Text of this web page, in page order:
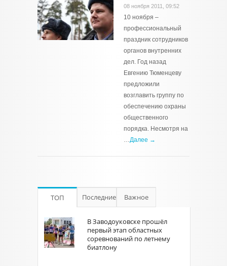
08 ноября 2011, 09:52
10 ноября –
профессиональный
праздник сотрудников
органов внутренних
дел. Год назад
Евгению Тюменцеву
предложили
возглавить группу по
обеспечению охраны
общественного
порядка. Несмотря на
…Далее →
ТОП Последние Важное
В Заводоуковске прошёл
первый этап областных
соревнований по летнему
биатлону